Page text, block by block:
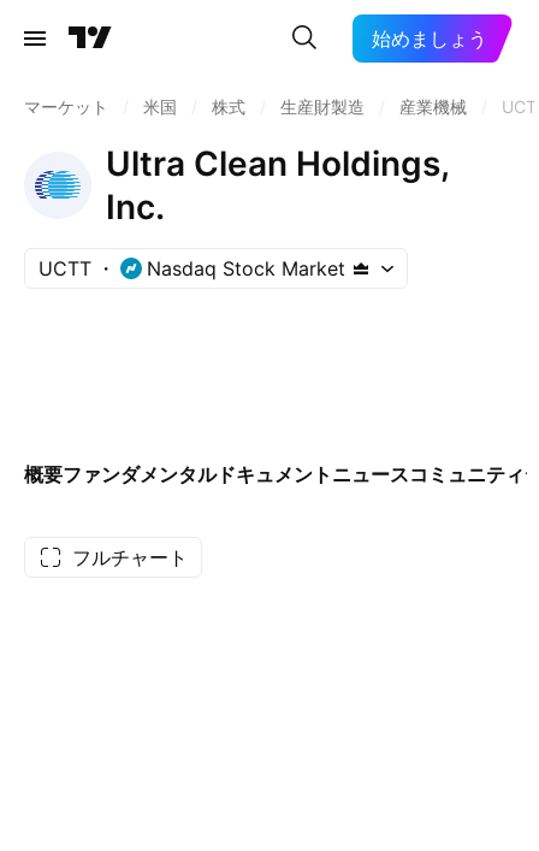
始めましょう
マーケット 米国 株式 生産財製造 産業機械
Ultra Clean Holdings,
Inc.
UCTT Nasdaq Stock Market
概要ファンダメンタルドキュメント ニュースコミュニティ
フルチャート